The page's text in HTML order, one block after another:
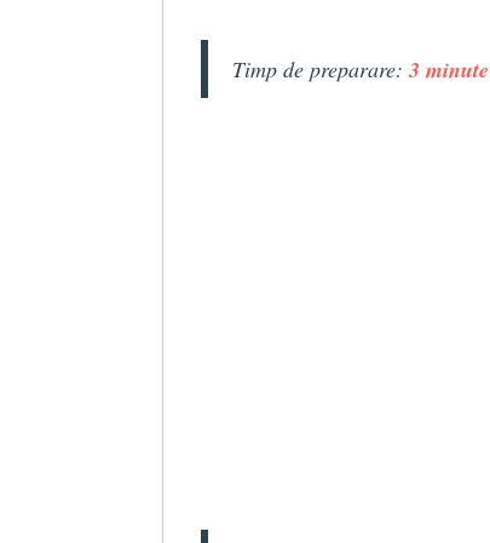
Timp de preparare:3 minute